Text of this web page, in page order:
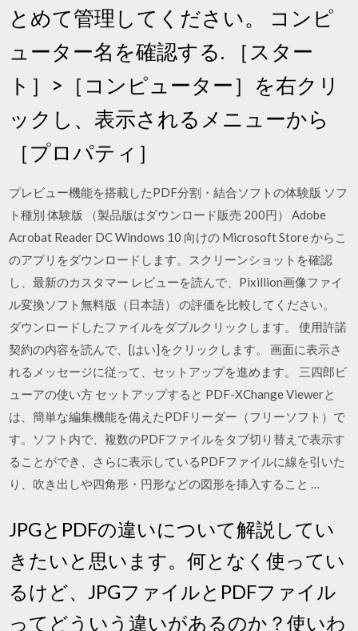
とめて管理してください。 コンピ
ューター名を確認する. ［スター
ト］>［コンピューター］を右クリ
ックし、表示されるメニューから
［プロパティ］
プレビュー機能を搭載したPDF分割・結合ソフトの体験版 ソフ
ト種別 体験版 （製品版はダウンロード販売 200円） Adobe
Acrobat Reader DC Windows 10 向けの Microsoft Store からこ
のアプリをダウンロードします。スクリーンショットを確認
し、最新のカスタマー レビューを読んで、Pixillion画像ファイ
ル変換ソフト無料版（日本語） の評価を比較してください。
ダウンロードしたファイルをダブルクリックします。 使用許諾
契約の内容を読んで、[はい]をクリックします。 画面に表示さ
れるメッセージに従って、セットアップを進めます。 三四郎ビ
ューアの使い方 セットアップすると PDF-XChange Viewerと
は、簡単な編集機能を備えたPDFリーダー（フリーソフト）で
す。ソフト内で、複数のPDFファイルをタブ切り替えで表示す
ることができ、さらに表示しているPDFファイルに線を引いた
り、吹き出しや四角形・円形などの図形を挿入すること …
JPGとPDFの違いについて解説してい
きたいと思います。何となく使ってい
るけど、JPGファイルとPDFファイル
ってどういう違いがあるのか？使いわ